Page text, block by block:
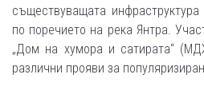
съществуващата
по поречието на река Янтра.
„Дом на хумора и сатирата“
различни прояви за